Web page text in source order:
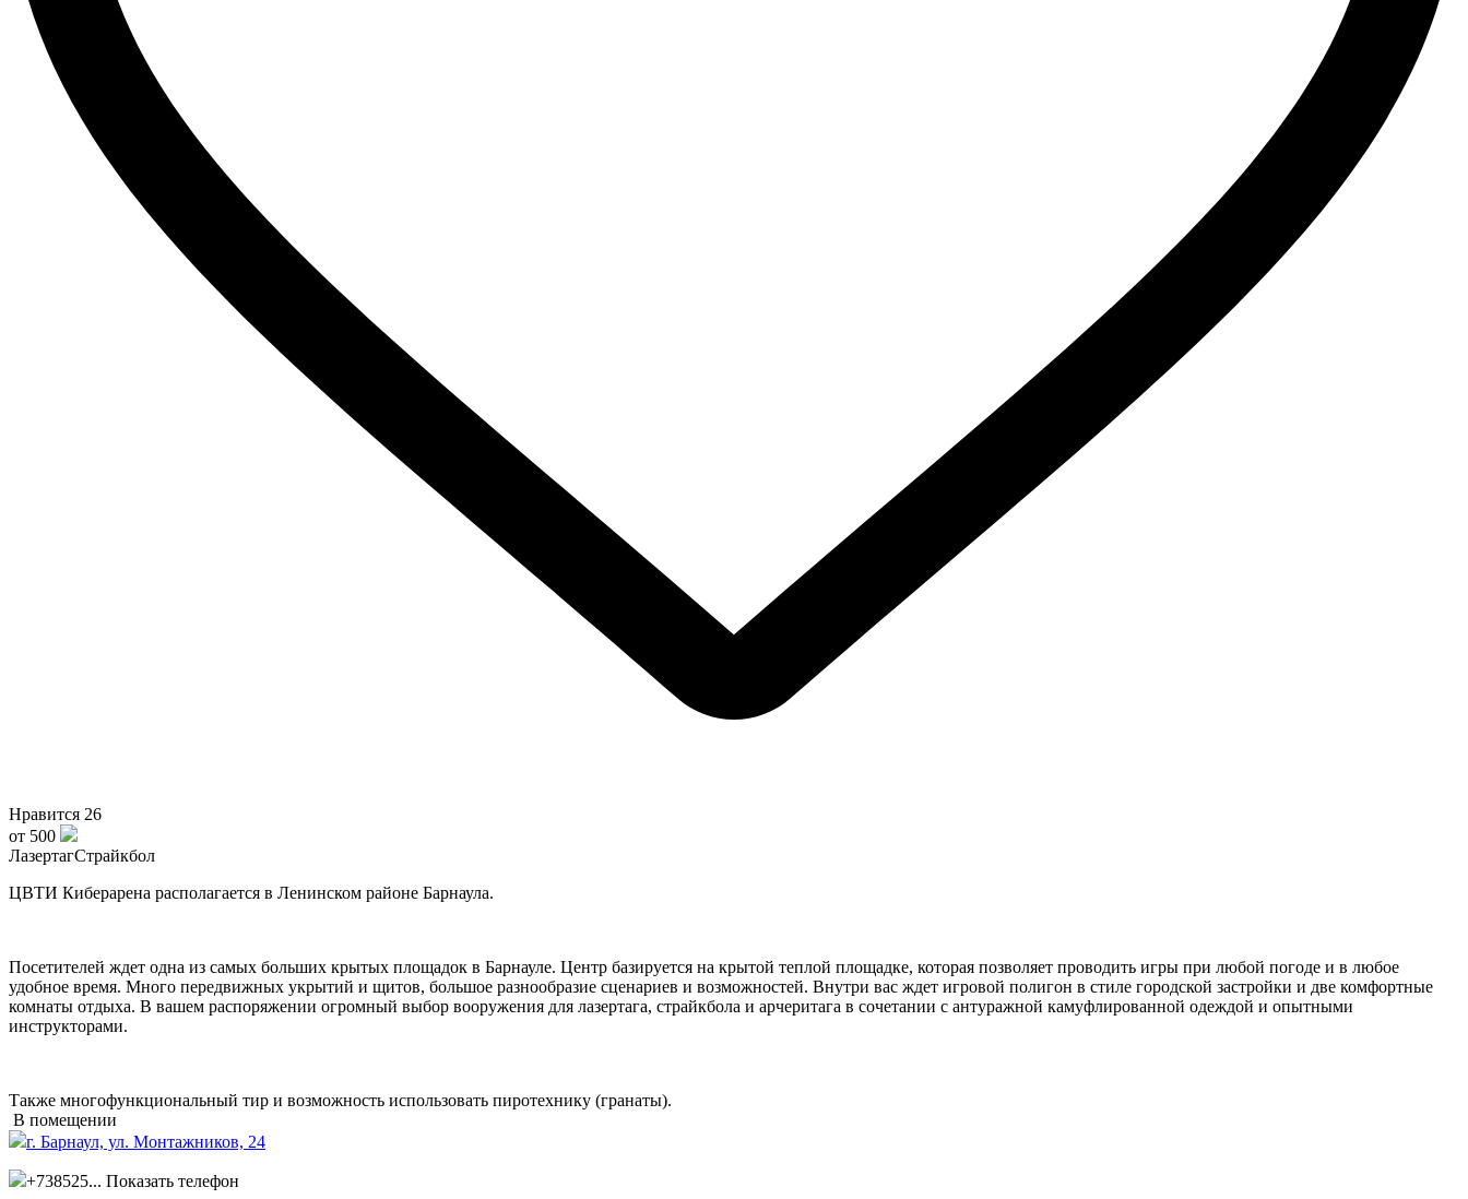
Нравится 26
от 500
ЛазертагСтрайкбол
ЦВТИ Киберарена располагается в Ленинском районе Барнаула.
Посетителей ждет одна из самых больших крытых площадок в Барнауле. Центр базируется на крытой теплой площадке, которая позволяет проводить игры при любой погоде и в любое
удобное время. Много передвижных укрытий и щитов, большое разнообразие сценариев и возможностей. Внутри вас ждет игровой полигон в стиле городской застройки и две комфортные
комнаты отдыха. В вашем распоряжении огромный выбор вооружения для лазертага, страйкбола и арчеритага в сочетании с антуражной камуфлированной одеждой и опытными
инструкторами.
Также многофункциональный тир и возможность использовать пиротехнику (гранаты).
В помещении
г. Барнаул, ул. Монтажников, 24
+738525... Показать телефон